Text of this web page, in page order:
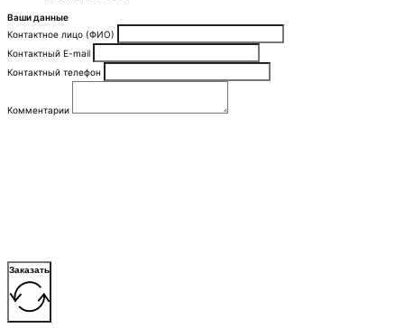
Ваши данные
Контактное лицо (ФИО)
Контактный E-mail
Контактный телефон
Комментарии
Заказать